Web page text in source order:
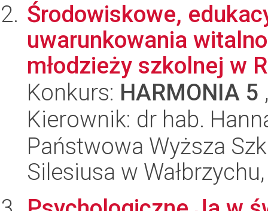
Środowiskowe,
uwarunkowania
młodzieży szkolnej w
Konkurs: HARMONIA 5
Kierownik: dr hab.
Państwowa Wyższa
Silesiusa w